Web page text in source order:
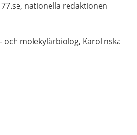
nationella redaktionen
och molekylärbiolog, Karolinska